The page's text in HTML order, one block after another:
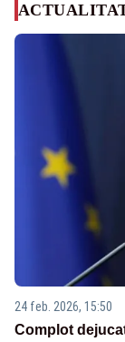
24 feb. 2026, 15:50
Complot